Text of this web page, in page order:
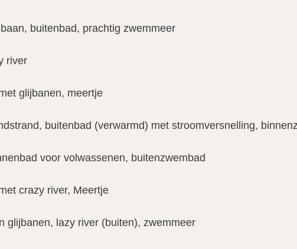
buitenbad, prachtig zwemmeer
river
glijbanen, meertje
buitenbad (verwarmd) met stroomversnelling,
voor volwassenen, buitenzwembad
crazy river, Meertje
glijbanen, lazy river (buiten), zwemmeer